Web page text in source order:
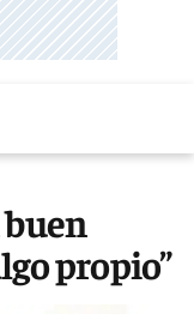
buen
propio”